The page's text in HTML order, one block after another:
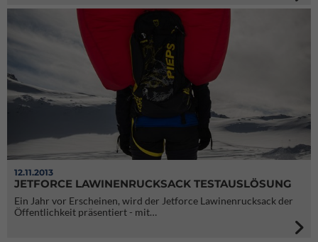
12.11.2013
JETFORCE LAWINENRUCKSACK TESTAUSLÖSUNG
Ein Jahr vor Erscheinen, wird der Jetforce Lawinenrucksack der
Öffentlichkeit präsentiert - mit…